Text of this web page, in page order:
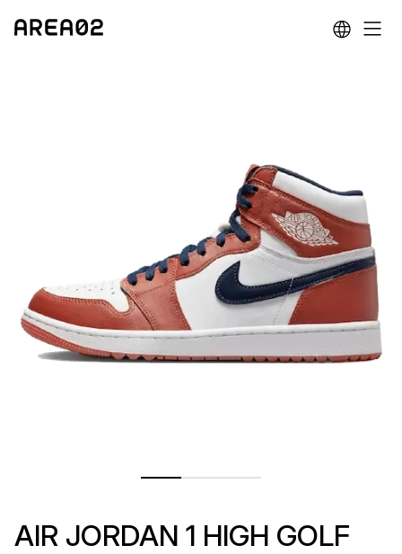
AIR JORDAN 1 HIGH GOLF